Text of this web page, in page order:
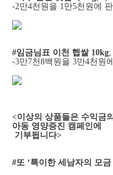
-2만4천원을 1만5천원에 판
#임금님표 이천 햅쌀 10kg;
-3만7천8백원을 3만4천원
<이상의 상품들은 수익금
아동 영양증진 캠페인에
기부됩니다>
#또 ‘특이한 세남자의 모